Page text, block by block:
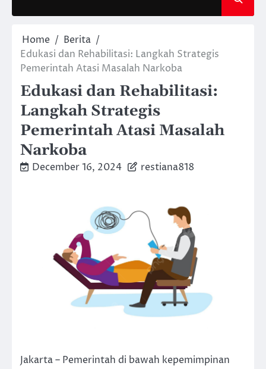
Home
Berita
Edukasi dan Rehabilitasi: Langkah Strategis
Pemerintah Atasi Masalah Narkoba
Edukasi dan Rehabilitasi:
Langkah Strategis
Pemerintah Atasi Masalah
Narkoba
December 16, 2024 restiana818
Jakarta – Pemerintah di bawah kepemimpinan